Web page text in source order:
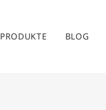
PRODUKTE BLOG